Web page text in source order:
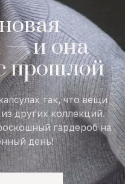
— и она
прошлой
так, что вещи
других коллекций.
гардероб на
день!